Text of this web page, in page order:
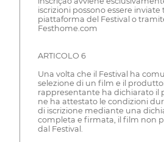
iscrizioni possono essere inviate
piattaforma del Festival o
Festhome.com
ARTICOLO 6
Una volta che il Festival ha
selezione di un film e il
rappresentante ha dichiarato il
ne ha attestato le condizioni
di iscrizione mediante una
completa e firmata, il film non
dal Festival.